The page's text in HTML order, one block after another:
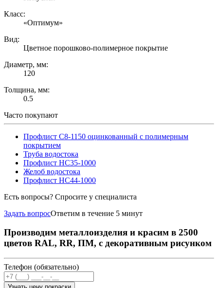
Класс:
«Оптимум»
Вид:
Цветное порошково-полимерное покрытие
Диаметр, мм:
120
Толщина, мм:
0.5
Часто покупают
Профлист С8-1150 оцинкованный с полимерным
покрытием
Труба водостока
Профлист НС35-1000
Желоб водостока
Профлист НС44-1000
Есть вопросы? Спросите у специалиста
Задать вопросОтветим в течение 5 минут
Производим металлоизделия и красим в 2500
цветов RAL, RR, ПМ, с декоративным рисунком
Телефон (обязательно)